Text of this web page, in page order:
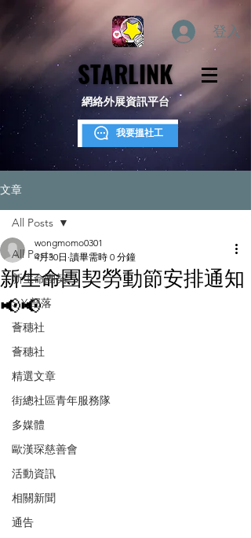
登入
STARLINK
STARLINK
網絡外展資訊平台
我要搵社工
文章
All Posts
新生命團契
S.Y.部落
薈穗社
薈穗社
精選文章
街總社區青年服務隊
多媒體
歐漢琛慈善會
活動資訊
相關新聞
通告
All Posts
新生命團契勞動節安排通知
📢📢
wongmomo0301
4月30日 讀畢需時 0 分鐘